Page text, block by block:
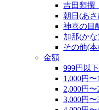
吉田類
朝日(あさ
神喜の目
加那(かな
その他(
金額
999円以下
1,000円〜
2,000円〜
3,000円〜